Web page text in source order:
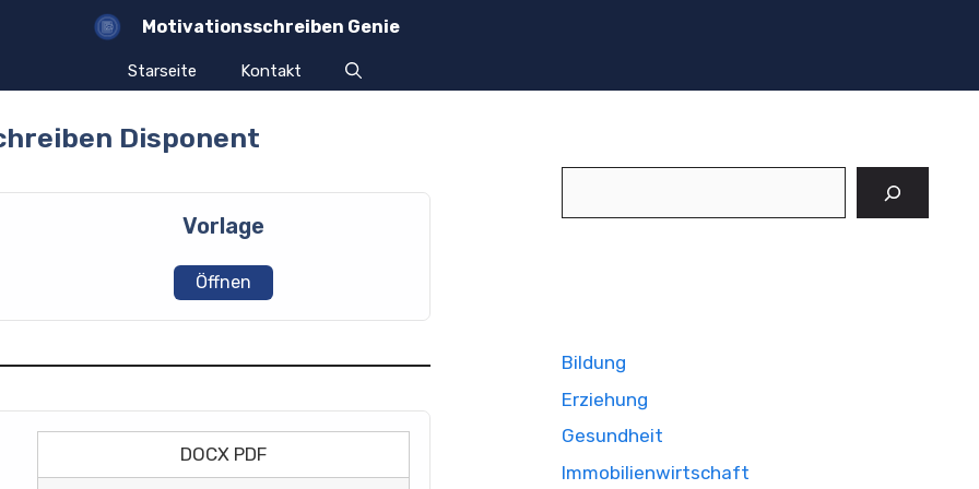
Motivationsschreiben Genie
Starseite Kontakt
Disponent
Vorlage
Öffnen
DOCX PDF
Bildung
Erziehung
Gesundheit
Immobilienwirtschaft